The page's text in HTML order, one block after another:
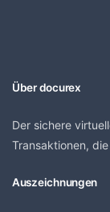
Über docurex
Der sichere
Transaktionen,
Auszeichnungen